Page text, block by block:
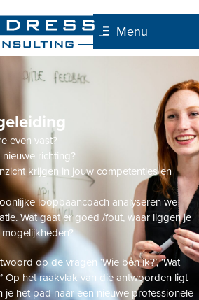
Menu
even vast?
richting?
krijgen in jouw competenties en
loopbaancoach analyseren we
Wat gaat er goed /fout, waar liggen je
op de vragen ‘Wie ben ik?’, ‘Wat
Op het raakvlak van die antwoorden ligt
je het pad naar een nieuwe professionele